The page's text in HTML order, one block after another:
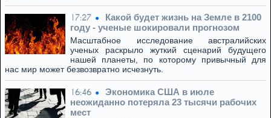
17:27
Какой будет жизнь на Земле в 2100
году - ученые шокировали прогнозом
Масштабное исследование австралийских
ученых раскрыло жуткий сценарий будущего
нашей планеты, по которому привычный для
нас мир может безвозвратно исчезнуть.
16:46
Экономика США в июле
неожиданно потеряла 23 тысячи рабочих
мест